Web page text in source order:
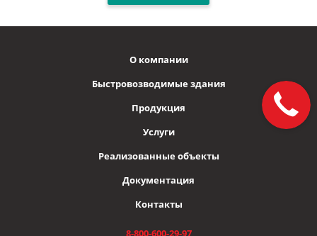
О компании
Быстровозводимые здания
Продукция
Услуги
Реализованные объекты
Документация
Контакты